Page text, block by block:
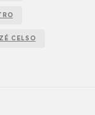
ZÉ CELSO